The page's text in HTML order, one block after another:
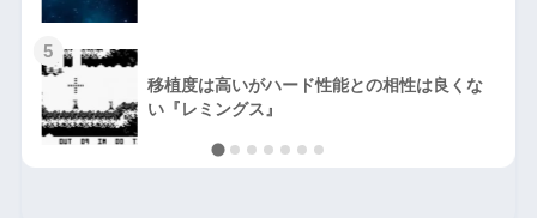
5
移植度は高いがハード性能との相性は良くな
い『レミングス』